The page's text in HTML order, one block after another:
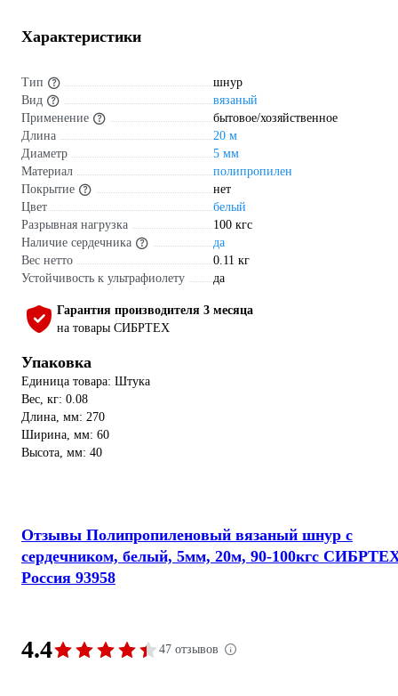
Характеристики
Тип
шнур
Вид
вязаный
Применение
бытовое/хозяйственное
Длина
20 м
Диаметр
5 мм
Материал
полипропилен
Покрытие
нет
Цвет
белый
Разрывная нагрузка
100 кгс
Наличие сердечника
да
Вес нетто
0.11 кг
Устойчивость к ультрафиолету
да
Гарантия производителя 3 месяца
на товары СИБРТЕХ
Упаковка
Единица товара: Штука
Вес, кг: 0.08
Длина, мм: 270
Ширина, мм: 60
Высота, мм: 40
Отзывы Полипропиленовый вязаный шнур с
сердечником, белый, 5мм, 20м, 90-100кгс
Россия 93958
4.4 47 отзывов